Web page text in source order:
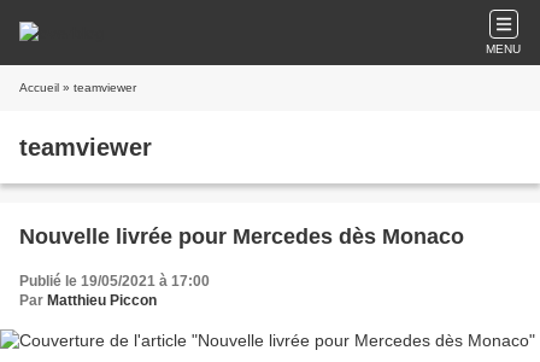
MENU
Accueil » teamviewer
teamviewer
Nouvelle livrée pour Mercedes dès Monaco
Publié le 19/05/2021 à 17:00
Par Matthieu Piccon